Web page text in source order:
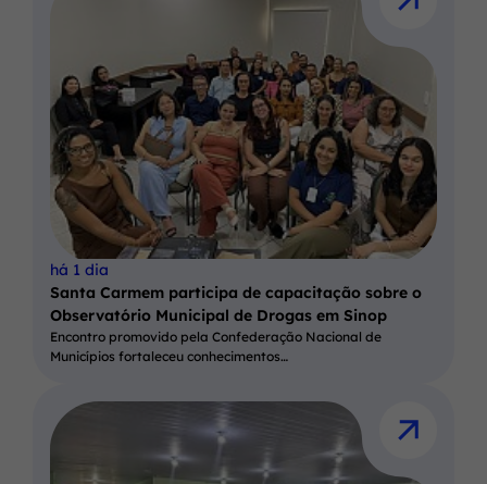
há 1 dia
Santa Carmem participa de capacitação sobre o
Observatório Municipal de Drogas em Sinop
Encontro promovido pela Confederação Nacional de
Municípios fortaleceu conhecimentos…